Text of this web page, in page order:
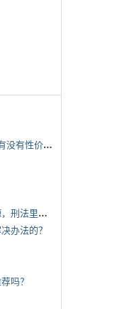
*
想请教有经验的蛋友，想给媳妇7夕买个跳蛋，有没有性价比高的推荐
*
有啥搞钱的路子吗，开源节流都行，主要是开源，刑法里的咱不做
办法的？
吗？